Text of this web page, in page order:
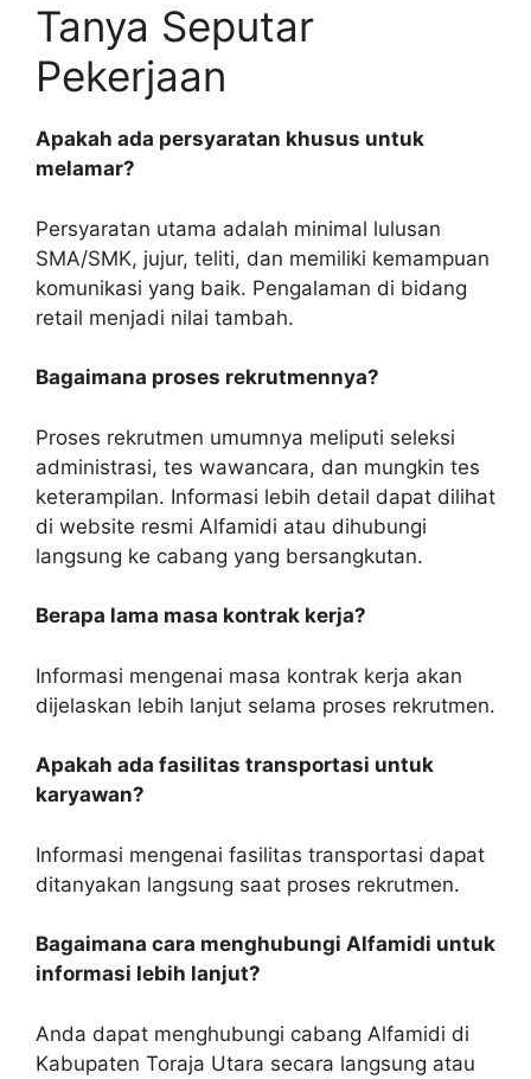
Tanya Seputar
Pekerjaan
Apakah ada persyaratan khusus untuk
melamar?
Persyaratan utama adalah minimal lulusan
SMA/SMK, jujur, teliti, dan memiliki kemampuan
komunikasi yang baik. Pengalaman di bidang
retail menjadi nilai tambah.
Bagaimana proses rekrutmennya?
Proses rekrutmen umumnya meliputi seleksi
administrasi, tes wawancara, dan mungkin tes
keterampilan. Informasi lebih detail dapat dilihat
di website resmi Alfamidi atau dihubungi
langsung ke cabang yang bersangkutan.
Berapa lama masa kontrak kerja?
Informasi mengenai masa kontrak kerja akan
dijelaskan lebih lanjut selama proses rekrutmen.
Apakah ada fasilitas transportasi untuk
karyawan?
Informasi mengenai fasilitas transportasi dapat
ditanyakan langsung saat proses rekrutmen.
Bagaimana cara menghubungi Alfamidi untuk
informasi lebih lanjut?
Anda dapat menghubungi cabang Alfamidi di
Kabupaten Toraja Utara secara langsung atau